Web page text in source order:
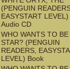
(PENGUIN
EASYSTART
Audio CD
WHO WANTS TO BE
STAR? (PENGUIN
READERS,
LEVEL) Book